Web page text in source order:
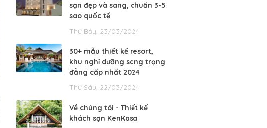
sạn đẹp và sang, chuẩn 3-5
sao quốc tế
Thứ Bảy, 23/03/2024
30+ mẫu thiết kế resort,
khu nghỉ dưỡng sang trọng
đẳng cấp nhất 2024
Thứ Sáu, 22/03/2024
Về chúng tôi - Thiết kế
khách sạn KenKasa